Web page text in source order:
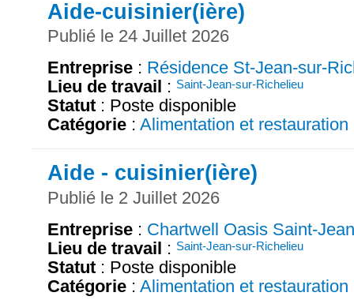
Aide-cuisinier(ière)
Publié le 24 Juillet 2026
Entreprise : Résidence St-Jean-sur-
Lieu de travail : Saint-Jean-sur-Richelieu
Statut : Poste disponible
Catégorie : Alimentation et restauration
Aide - cuisinier(ière)
Publié le 2 Juillet 2026
Entreprise : Chartwell Oasis Saint-Jean
Lieu de travail : Saint-Jean-sur-Richelieu
Statut : Poste disponible
Catégorie : Alimentation et restauration